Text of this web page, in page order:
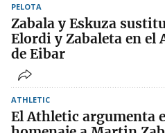
PELOTA
Zabala y Eskuza
Elordi y Zabaleta en el
de Eibar
ATHLETIC
El Athletic argumenta